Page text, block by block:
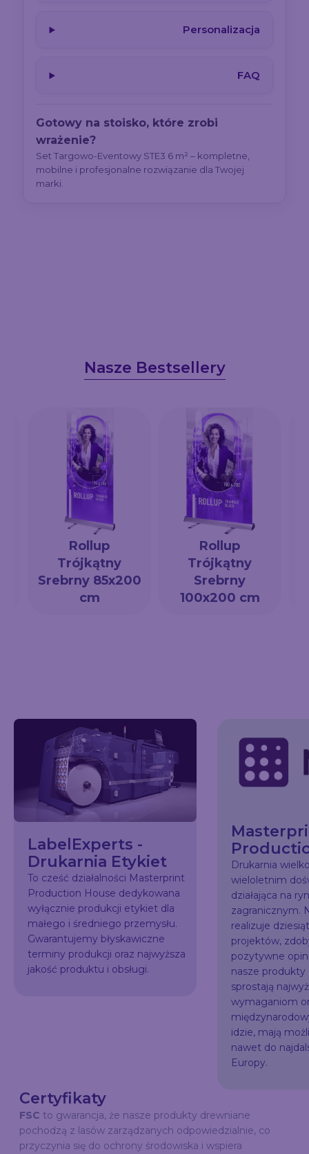
Personalizacja
FAQ
Gotowy na stoisko, które zrobi
wrażenie?
Set Targowo-Eventowy STE3 6 m² – kompletne,
mobilne i profesjonalne rozwiązanie dla Twojej
marki.
Nasze Bestsellery
Rollup
Trójkątny
Srebrny 85x200
cm
Rollup
Trójkątny
Srebrny
100x200 cm
LabelExperts -
Drukarnia Etykiet
To cześć działalności Masterprint
Production House dedykowana
wyłącznie produkcji etykiet dla
małego i średniego przemysłu.
Gwarantujemy błyskawiczne
terminy produkcji oraz najwyższa
jakość produktu i obsługi.
Drukarnia
wieloletnim
działająca na
zagranicznym.
realizuje
projektów,
pozytywne
nasze
sprostają
wymaganiom
idzie, mają
nawet do
Europy.
Certyfikaty
FSC to gwarancja, że nasze produkty drewniane
pochodzą z lasów zarządzanych odpowiedzialnie, co
przyczynia się do ochrony środowiska i wspiera